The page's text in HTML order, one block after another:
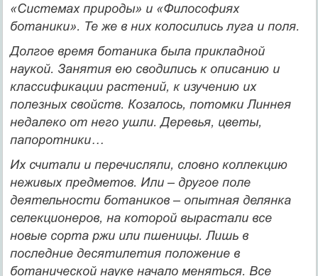
«Системах природы» и «Философиях
ботаники». Те же в них колосились луга и поля.
Долгое время ботаника была прикладной
наукой. Занятия ею сводились к описанию и
классификации растений, к изучению их
полезных свойств. Козалось, потомки Линнея
недалеко от него ушли. Деревья, цветы,
папоротники…
Их считали и перечисляли, словно коллекцию
неживых предметов. Или– другое поле
деятельности ботаников– опытная делянка
селекционеров, на которой вырастали все
новые сорта ржи или пшеницы. Лишь в
последние десятилетия положение в
ботанической науке начало меняться. Все